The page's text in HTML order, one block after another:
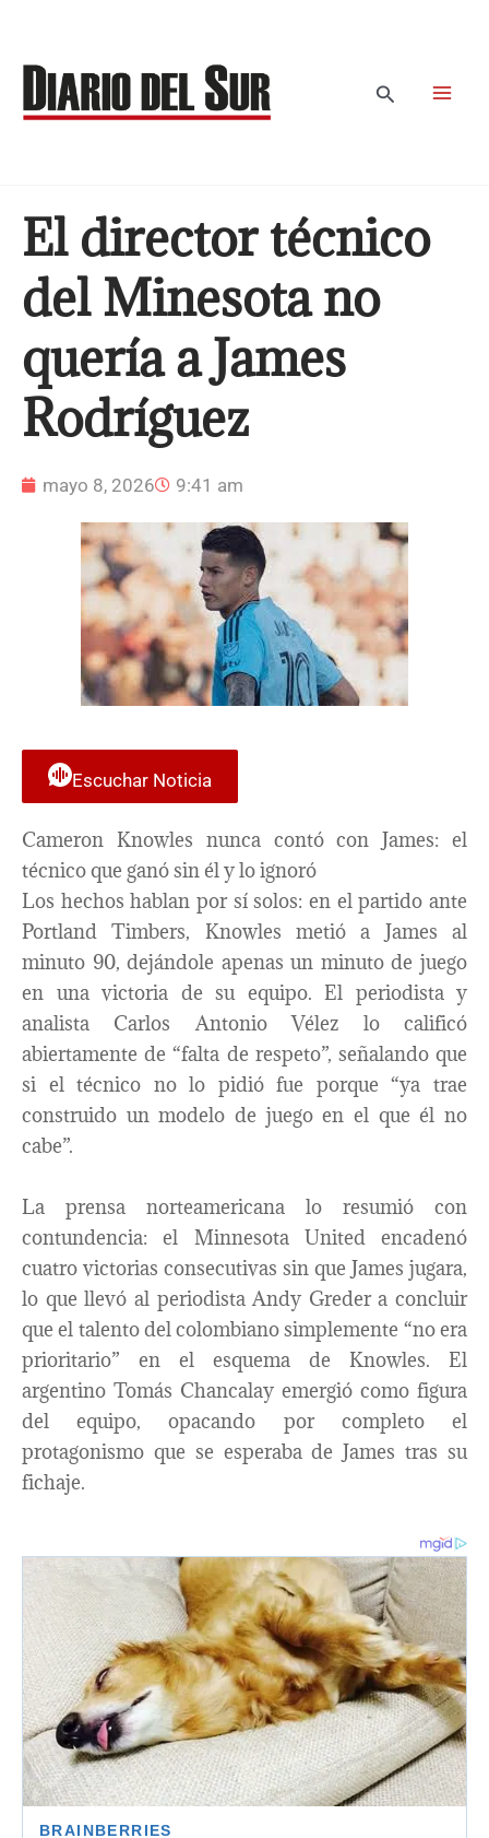
contenido
Buscar
El director técnico
del Minesota no
quería a James
Rodríguez
mayo 8, 2026 9:41 am
Escuchar Noticia
Cameron Knowles nunca contó con James: el
técnico que ganó sin él y lo ignoró
Los hechos hablan por sí solos: en el partido ante
Portland Timbers, Knowles metió a James al
minuto 90, dejándole apenas un minuto de juego
en una victoria de su equipo. El periodista y
analista Carlos Antonio Vélez lo calificó
abiertamente de “falta de respeto”, señalando que
si el técnico no lo pidió fue porque “ya trae
construido un modelo de juego en el que él no
cabe”.
La prensa norteamericana lo resumió con
contundencia: el Minnesota United encadenó
cuatro victorias consecutivas sin que James jugara,
lo que llevó al periodista Andy Greder a concluir
que el talento del colombiano simplemente “no era
prioritario” en el esquema de Knowles. El
argentino Tomás Chancalay emergió como figura
del equipo, opacando por completo el
protagonismo que se esperaba de James tras su
fichaje. ​​​​​​​​​​​​​​​​